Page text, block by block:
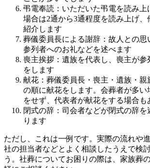
弔電奉読：いただいた弔電を読み上
場合は2通から3通程度を読み上げ、
紹介します
葬儀委員長による謝辞：故人との思
参列者へのお礼などを述べます
喪主挨拶：遺族を代表し、喪主が参
をします
献花：葬儀委員長・喪主・遺族・親
の順に献花をします。会葬者が多い
をせず、代表者が献花をする場合も
閉式の辞：司会者などが閉式の辞を
ります
ただし、これは一例です。実際の流れや
社の担当者などとよく相談したうえで検
う。社葬についてお困りの際は、家族葬